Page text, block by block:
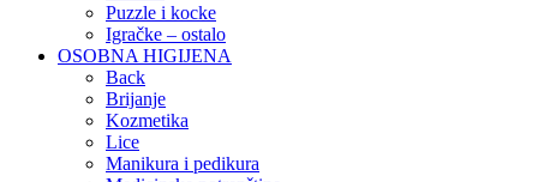
Puzzle i kocke
Igračke – ostalo
OSOBNA HIGIJENA
Back
Brijanje
Kozmetika
Lice
Manikura i pedikura